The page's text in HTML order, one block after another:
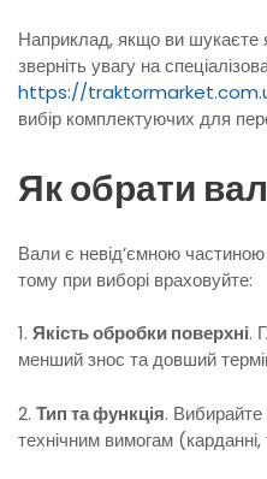
Наприклад, якщо ви шукаєте
зверніть увагу на
https://
вибір комплектуючих для
Як обрати
Вали є невід’ємною
тому при виборі враховуйте:
1. Якість обробки поверхні.
менший знос та довший
2. Тип та функція. Вибирайте
технічним вимогам (карданні,